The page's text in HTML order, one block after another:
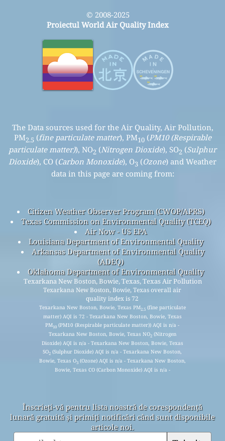
© 2008-2025
Proiectul World Air Quality Index
The Data sources used for the Air Quality, Air Pollution,
PM2.5 (fine particulate matter), PM10(PM10 (Respirable
particulate matter)), NO2 (Nitrogen Dioxide), SO2 (Sulphur
Dioxide), CO (Carbon Monoxide), O3 (Ozone) and Weather
data in this page are coming from:
Citizen Weather Observer Program (CWOP/APRS)
Texas Commission on Environmental Quality (TCEQ)
Air Now - US EPA
Louisiana Department of Environmental Quality
Arkansas Department of Environmental Quality
(ADEQ)
Oklahoma Department of Environmental Quality
Texarkana New Boston, Bowie, Texas, Texas Air Pollution
Texarkana New Boston, Bowie, Texas overall air
quality index is 72
Texarkana New Boston, Bowie, Texas PM2.5(fine particulate
matter) AQI is 72 - Texarkana New Boston, Bowie, Texas
PM10 (PM10 (Respirable particulate matter)) AQI is n/a -
Texarkana New Boston, Bowie, Texas NO2(Nitrogen
Dioxide) AQI is n/a - Texarkana New Boston, Bowie, Texas
SO2 (Sulphur Dioxide) AQI is n/a - Texarkana New Boston,
Bowie, Texas O3(Ozone) AQI is n/a - Texarkana New Boston,
Bowie, Texas CO (Carbon Monoxide) AQI is n/a -
Înscrieți-vă pentru lista noastră de corespondență
lunară gratuită și primiți notificări când sunt disponibile
articole noi.